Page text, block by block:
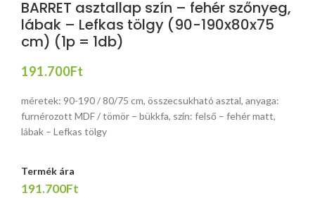
BARRET asztallap szín – fehér szőnyeg,
lábak – Lefkas tölgy (90-190x80x75
cm) (1p = 1db)
191.700Ft
méretek: 90-190 / 80/75 cm, összecsukható asztal, anyaga:
furnérozott MDF / tömör – bükkfa, szín: felső – fehér matt,
lábak – Lefkas tölgy
Termék ára
191.700Ft